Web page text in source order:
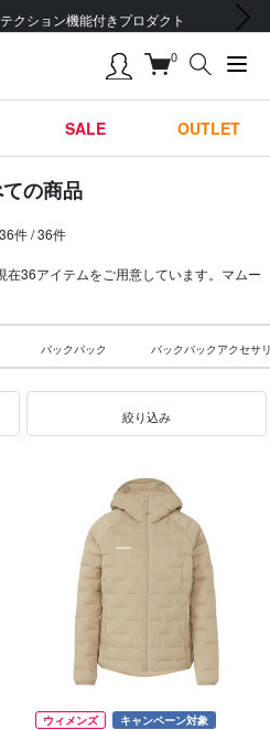
(税込) 以上 送料無料】
次の画像
0
SALE OUTLET
の商品
件 / 36件
36アイテムをご用意しています。マムー
バックパック バックパックアクセサ
絞り込み
ウィメンズ キャンペーン対象